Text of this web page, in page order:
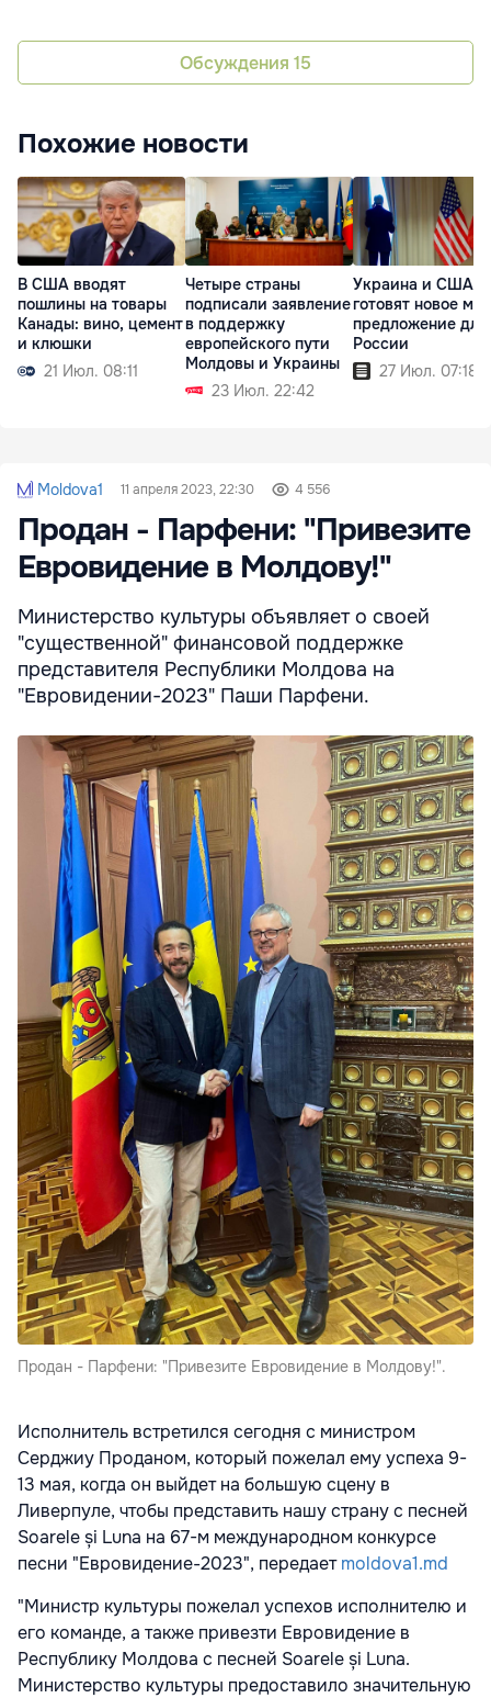
Обсуждения 15
Похожие новости
В США вводят
пошлины на товары
Канады: вино, цемент
и клюшки
21 Июл. 08:11
Четыре страны
подписали заявление
в поддержку
европейского пути
Молдовы и Украины
23 Июл. 22:42
Украина и США
готовят новое
предложение для
России
27 Июл. 07:18
Moldova1 11 апреля 2023, 22:30 4 556
Продан - Парфени: "Привезите
Евровидение в Молдову!"
Министерство культуры объявляет о своей
"существенной" финансовой поддержке
представителя Республики Молдова на
"Евровидении-2023" Паши Парфени.
Продан - Парфени: "Привезите Евровидение в Молдову!".
Исполнитель встретился сегодня с министром
Серджиу Проданом, который пожелал ему успеха 9-
13 мая, когда он выйдет на большую сцену в
Ливерпуле, чтобы представить нашу страну с песней
Soarele și Luna на 67-м международном конкурсе
песни "Евровидение-2023", передаетmoldova1.md
"Министр культуры пожелал успехов исполнителю и
его команде, а также привезти Евровидение в
Республику Молдова с песней Soarele și Luna.
Министерство культуры предоставило значительную